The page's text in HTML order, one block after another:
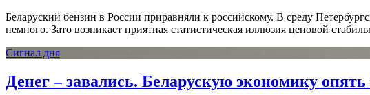
Беларуский бензин в России приравняли к российскому. В среду
немного. Зато возникает приятная статистическая иллюзия ценовой
Сигнал дня
Денег – завались. Беларускую экономику